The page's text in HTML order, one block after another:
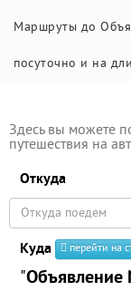
Маршруты до
посуточно и на
Здесь вы можете
путешествия на
Откуда
Куда перейти на
"